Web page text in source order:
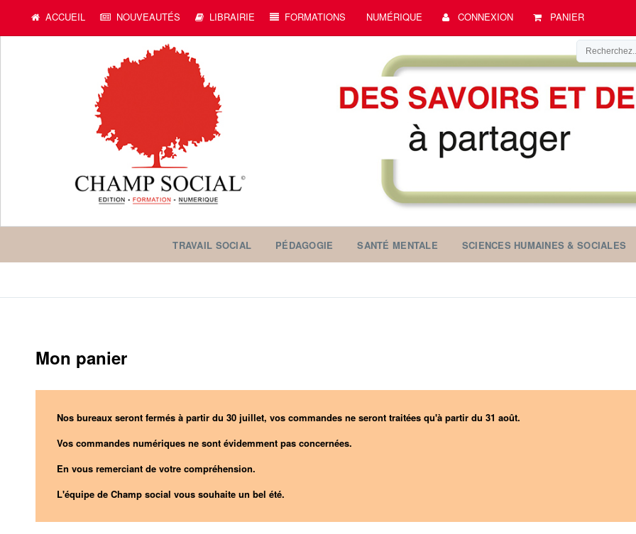
ACCUEIL NOUVEAUTÉS LIBRAIRIE FORMATIONS NUMÉRIQUE CONNEXION PANIER
TRAVAIL SOCIAL PÉDAGOGIE SANTÉ MENTALE SCIENCES HUMAINES & SOCIALES
Mon panier
Nos bureaux seront fermés à partir du 30 juillet, vos commandes ne seront traitées qu'à partir du 31 août.
Vos commandes numériques ne sont évidemment pas concernées.
En vous remerciant de votre compréhension.
L'équipe de Champ social vous souhaite un bel été.